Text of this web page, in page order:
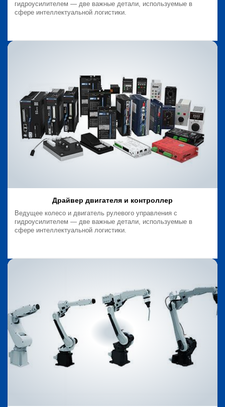
гидроусилителем — две важные детали, используемые в
сфере интеллектуальной логистики.
Драйвер двигателя и контроллер
Ведущее колесо и двигатель рулевого управления с
гидроусилителем — две важные детали, используемые в
сфере интеллектуальной логистики.